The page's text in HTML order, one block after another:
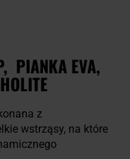
PIANKA EVA,
z
wstrząsy, na które